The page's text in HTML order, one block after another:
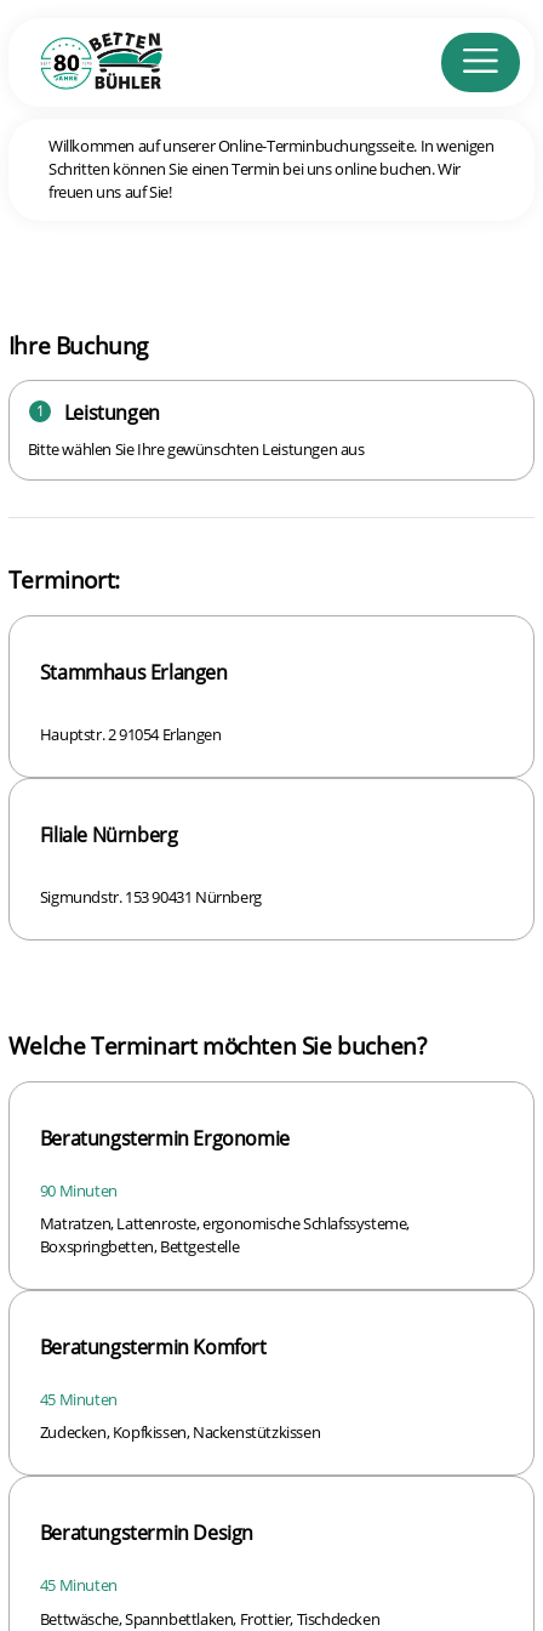
Willkommen auf unserer Online-Terminbuchungsseite. In wenigen
Schritten können Sie einen Termin bei uns online buchen. Wir
freuen uns auf Sie!
Terminort:
Stammhaus Erlangen
Hauptstr. 2 91054 Erlangen
Filiale Nürnberg
Sigmundstr. 153 90431 Nürnberg
Welche Terminart möchten Sie buchen?
Beratungstermin Ergonomie
90 Minuten
Matratzen, Lattenroste, ergonomische Schlafssysteme,
Boxspringbetten, Bettgestelle
Beratungstermin Komfort
45 Minuten
Zudecken, Kopfkissen, Nackenstützkissen
Beratungstermin Design
45 Minuten
Bettwäsche, Spannbettlaken, Frottier, Tischdecken
Ihre Buchung
1 Leistungen
Bitte wählen Sie Ihre gewünschten Leistungen aus